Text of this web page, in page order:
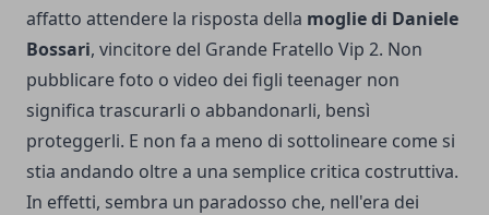
affatto attendere la risposta della moglie di Daniele
Bossari, vincitore del Grande Fratello Vip 2. Non
pubblicare foto o video dei figli teenager non
significa trascurarli o abbandonarli, bensì
proteggerli. E non fa a meno di sottolineare come si
stia andando oltre a una semplice critica costruttiva.
In effetti, sembra un paradosso che, nell'era dei